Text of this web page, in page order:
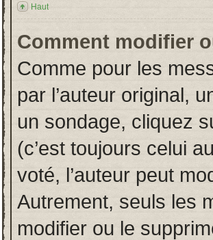
Haut
Comment modifier
Comme pour les
par l’auteur original,
un sondage, cliquez
(c’est toujours celui
voté, l’auteur peut
Autrement, seuls les
modifier ou le